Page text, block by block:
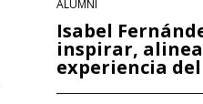
ALUMNI
Isabel
inspirar,
experiencia